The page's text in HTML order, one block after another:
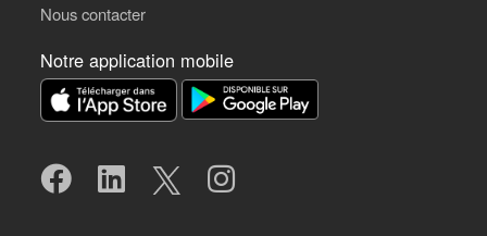
Nous contacter
Notre application mobile